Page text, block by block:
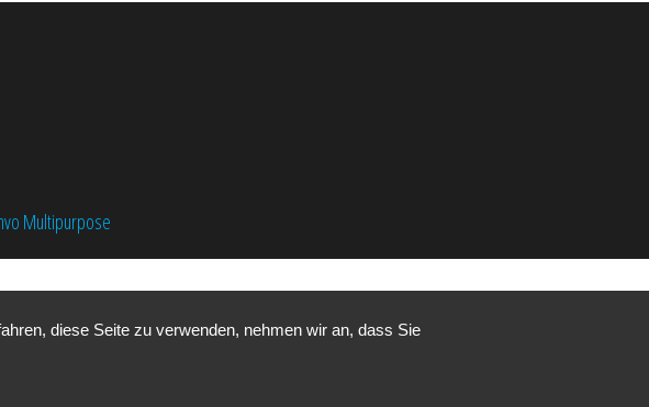
Multipurpose
diese Seite zu verwenden, nehmen wir an, dass Sie